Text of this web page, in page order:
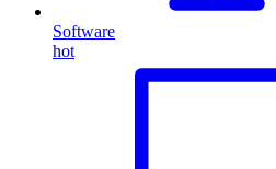
Software
hot